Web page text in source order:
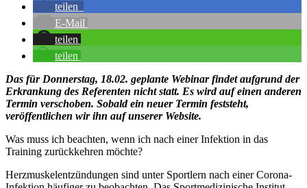
teilen
E-Mail
teilen
teilen
Das für Donnerstag, 18.02. geplante Webinar findet aufgrund der
Erkrankung des Referenten nicht statt. Es wird auf einen anderen
Termin verschoben. Sobald ein neuer Termin feststeht,
veröffentlichen wir ihn auf unserer Website.
Was muss ich beachten, wenn ich nach einer Infektion in das
Training zurückkehren möchte?
Herzmuskelentzündungen sind unter Sportlern nach einer Corona-